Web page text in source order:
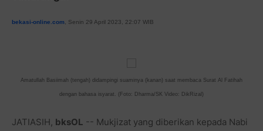
bekasi-online.com , Senin 29 April 2023, 22:07 WIB
Amatullah Basiimah (tengah) didampingi suaminya (kanan) saat membaca Surat Al Fatihah
dengan bahasa isyarat. (Foto: Dharma/SK Video: DikRizal)
JATIASIH, bksOL -- Mukjizat yang diberikan kepada Nabi